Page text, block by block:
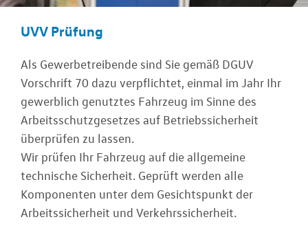
UVV Prüfung
Als Gewerbetreibende sind Sie gemäß DGUV
Vorschrift 70 dazu verpflichtet, einmal im Jahr Ihr
gewerblich genutztes Fahrzeug im Sinne des
Arbeitsschutzgesetzes auf Betriebssicherheit
überprüfen zu lassen.
Wir prüfen Ihr Fahrzeug auf die allgemeine
technische Sicherheit. Geprüft werden alle
Komponenten unter dem Gesichtspunkt der
Arbeitssicherheit und Verkehrssicherheit.